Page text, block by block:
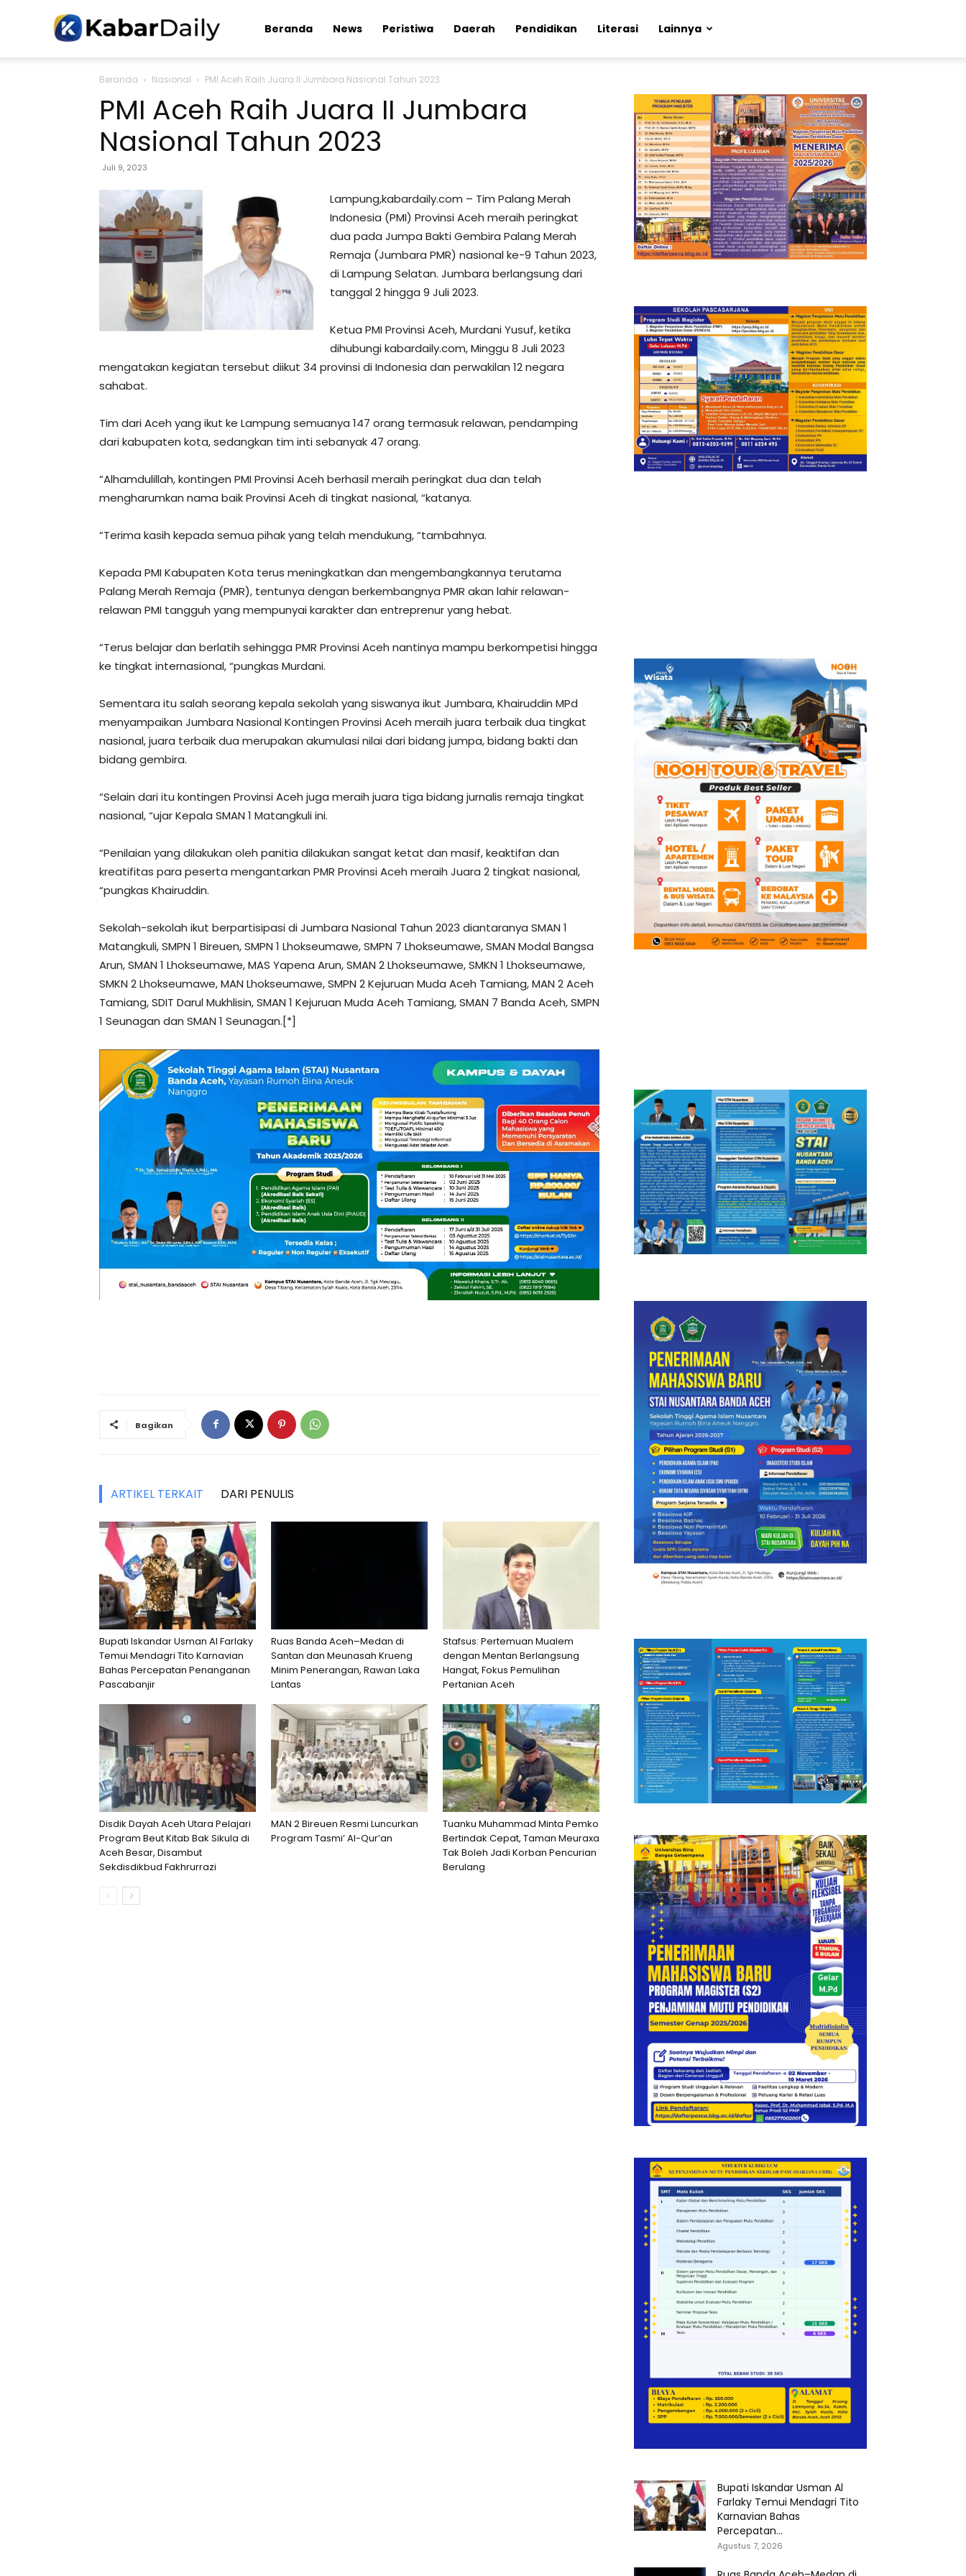
Kabardaily.com
Beranda News Peristiwa Daerah Pendidikan Literasi Lainnya
Beranda Nasional PMI Aceh Raih Juara II Jumbara Nasional Tahun 2023
PMI Aceh Raih Juara II Jumbara
Nasional Tahun 2023
Juli 9, 2023
Lampung,kabardaily.com – Tim Palang Merah
Indonesia (PMI) Provinsi Aceh meraih peringkat
dua pada Jumpa Bakti Gembira Palang Merah
Remaja (Jumbara PMR) nasional ke-9 Tahun 2023,
di Lampung Selatan. Jumbara berlangsung dari
tanggal 2 hingga 9 Juli 2023.
Ketua PMI Provinsi Aceh, Murdani Yusuf, ketika
dihubungi kabardaily.com, Minggu 8 Juli 2023
mengatakan kegiatan tersebut diikut 34 provinsi di Indonesia dan perwakilan 12 negara
sahabat.
Tim dari Aceh yang ikut ke Lampung semuanya 147 orang termasuk relawan, pendamping
dari kabupaten kota, sedangkan tim inti sebanyak 47 orang.
“Alhamdulillah, kontingen PMI Provinsi Aceh berhasil meraih peringkat dua dan telah
mengharumkan nama baik Provinsi Aceh di tingkat nasional, “katanya.
“Terima kasih kepada semua pihak yang telah mendukung, “tambahnya.
Kepada PMI Kabupaten Kota terus meningkatkan dan mengembangkannya terutama
Palang Merah Remaja (PMR), tentunya dengan berkembangnya PMR akan lahir relawan-
relawan PMI tangguh yang mempunyai karakter dan entreprenur yang hebat.
“Terus belajar dan berlatih sehingga PMR Provinsi Aceh nantinya mampu berkompetisi hingga
ke tingkat internasional, “pungkas Murdani.
Sementara itu salah seorang kepala sekolah yang siswanya ikut Jumbara, Khairuddin MPd
menyampaikan Jumbara Nasional Kontingen Provinsi Aceh meraih juara terbaik dua tingkat
nasional, juara terbaik dua merupakan akumulasi nilai dari bidang jumpa, bidang bakti dan
bidang gembira.
“Selain dari itu kontingen Provinsi Aceh juga meraih juara tiga bidang jurnalis remaja tingkat
nasional, “ujar Kepala SMAN 1 Matangkuli ini.
“Penilaian yang dilakukan oleh panitia dilakukan sangat ketat dan masif, keaktifan dan
kreatifitas para peserta mengantarkan PMR Provinsi Aceh meraih Juara 2 tingkat nasional,
“pungkas Khairuddin.
Sekolah-sekolah ikut berpartisipasi di Jumbara Nasional Tahun 2023 diantaranya SMAN 1
Matangkuli, SMPN 1 Bireuen, SMPN 1 Lhokseumawe, SMPN 7 Lhokseumawe, SMAN Modal Bangsa
Arun, SMAN 1 Lhokseumawe, MAS Yapena Arun, SMAN 2 Lhokseumawe, SMKN 1 Lhokseumawe,
SMKN 2 Lhokseumawe, MAN Lhokseumawe, SMPN 2 Kejuruan Muda Aceh Tamiang, MAN 2 Aceh
Tamiang, SDIT Darul Mukhlisin, SMAN 1 Kejuruan Muda Aceh Tamiang, SMAN 7 Banda Aceh, SMPN
1 Seunagan dan SMAN 1 Seunagan.[*]
Bagikan
ARTIKEL TERKAIT DARI PENULIS
Bupati Iskandar Usman Al Farlaky
Temui Mendagri Tito Karnavian
Bahas Percepatan Penanganan
Pascabanjir
Ruas Banda Aceh–Medan di
Santan dan Meunasah Krueng
Minim Penerangan, Rawan Laka
Lantas
Stafsus: Pertemuan Mualem
dengan Mentan Berlangsung
Hangat, Fokus Pemulihan
Pertanian Aceh
Disdik Dayah Aceh Utara Pelajari
Program Beut Kitab Bak Sikula di
Aceh Besar, Disambut
Sekdisdikbud Fakhrurrazi
MAN 2 Bireuen Resmi Luncurkan
Program Tasmi’ Al-Qur’an
Tuanku Muhammad Minta Pemko
Bertindak Cepat, Taman Meuraxa
Tak Boleh Jadi Korban Pencurian
Berulang
Bupati Iskandar Usman Al
Farlaky Temui Mendagri Tito
Karnavian Bahas
Percepatan...
Agustus 7, 2026